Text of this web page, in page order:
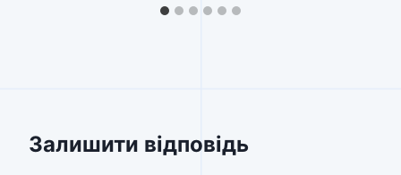
Залишити відповідь